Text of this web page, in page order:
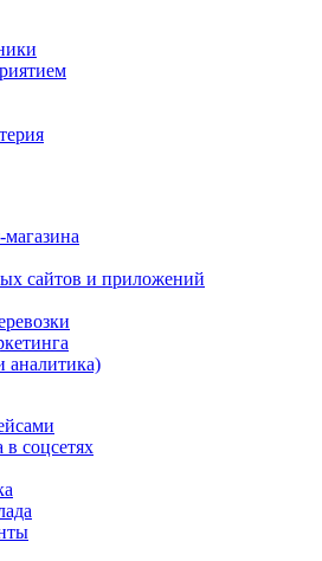
сайтов и приложений
аналитика)
в соцсетях